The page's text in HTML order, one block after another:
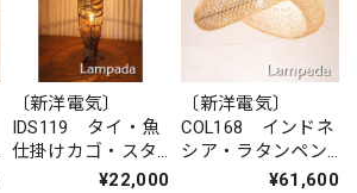
〔新洋電気〕
IDS119 タイ・魚
仕掛けカゴ・スタ
ンドライト¥22,000
〔新洋電気〕
COL168 インドネ
シア・ラタンペン
ダントライト¥61,600